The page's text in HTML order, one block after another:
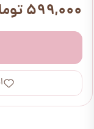
۵۹۹,۰۰۰ تومان